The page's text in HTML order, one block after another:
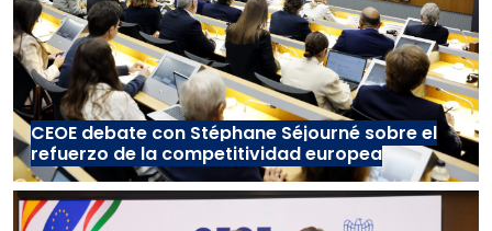
CEOE debate con Stéphane Séjourné sobre el
refuerzo de la competitividad europea